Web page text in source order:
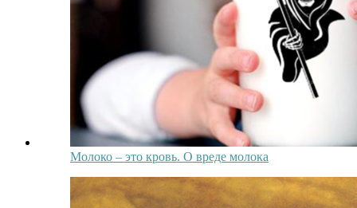
Молоко – это кровь. О вреде молока